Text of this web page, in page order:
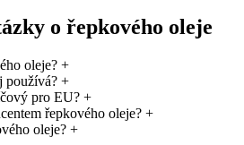
o řepkového oleje
oleje? +
používá? +
pro EU? +
řepkového oleje? +
oleje? +